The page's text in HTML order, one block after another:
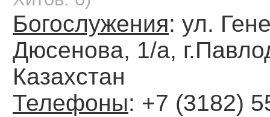
Богослужения: ул.
Дюсенова, 1/а,
Казахстан
Телефоны: +7 (3182)